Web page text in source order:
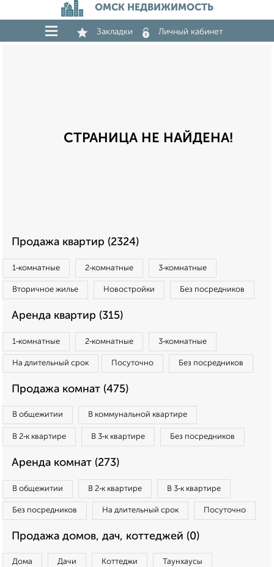
ОМСК НЕДВИЖИМОСТЬ
Закладки Личный кабинет
СТРАНИЦА НЕ НАЙДЕНА!
Продажа квартир (2324)
1‑комнатные 2‑комнатные 3‑комнатные
Вторичное жилье Новостройки Без посредников
Аренда квартир (315)
1‑комнатные 2‑комнатные 3‑комнатные
На длительный срок Посуточно Без посредников
Продажа комнат (475)
В общежитии В коммунальной квартире
В 2‑к квартире В 3‑к квартире Без посредников
Аренда комнат (273)
В общежитии В 2‑к квартире В 3‑к квартире
Без посредников На длительный срок Посуточно
Продажа домов, дач, коттеджей (0)
Дома Дачи Коттеджи Таунхаусы